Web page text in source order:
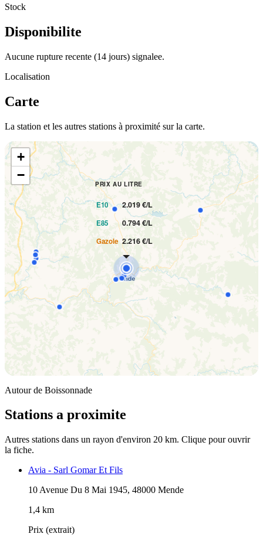
Stock
Disponibilite
Aucune rupture recente (14 jours) signalee.
Localisation
Carte
La station et les autres stations à proximité sur la carte.
PRIX AU LITRE
E10 2.019 €/L
E85 0.794 €/L
Gazole 2.216 €/L
+
−
Autour de Boissonnade
Stations a proximite
Autres stations dans un rayon d'environ 20 km. Clique pour ouvrir
la fiche.
Avia - Sarl Gomar Et Fils
10 Avenue Du 8 Mai 1945, 48000 Mende
1,4 km
Prix (extrait)